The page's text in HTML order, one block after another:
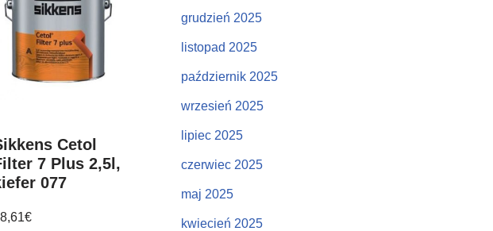
Cetol
7 Plus 2,5l,
077
€
grudzień 2025
listopad 2025
październik 2025
wrzesień 2025
lipiec 2025
czerwiec 2025
maj 2025
kwiecień 2025